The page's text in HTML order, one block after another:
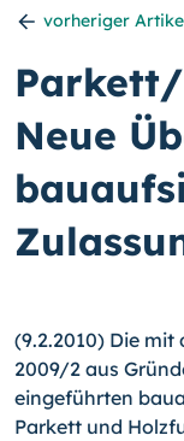
vorheriger
Neue
(9.2.2010) Die
2009/2 aus
eingeführten
Parkett und